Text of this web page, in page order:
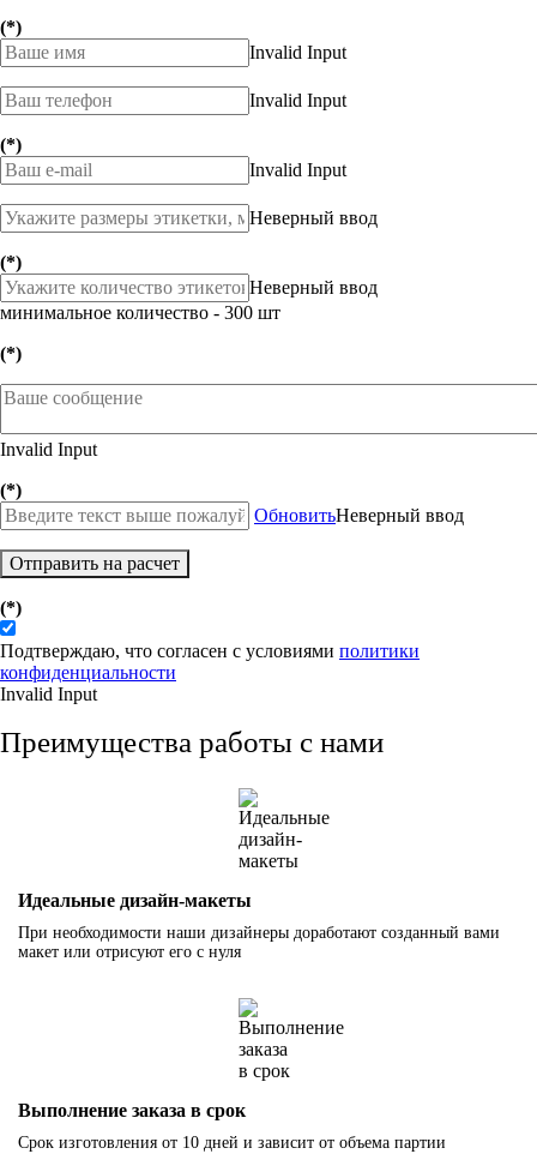
(*)
Invalid Input
Invalid Input
(*)
Invalid Input
Неверный ввод
(*)
Неверный ввод
минимальное количество - 300 шт
(*)
Invalid Input
(*)
ОбновитьНеверный ввод
Отправить на расчет
(*)
Подтверждаю, что согласен с условиями политики
конфиденциальности
Invalid Input
Преимущества работы с нами
Идеальные дизайн-макеты
При необходимости наши дизайнеры доработают созданный вами
макет или отрисуют его с нуля
Выполнение заказа в срок
Срок изготовления от 10 дней и зависит от объема партии